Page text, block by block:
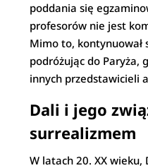
poddania się
profesorów nie jest
Mimo to, kontynuował
podróżując do Paryża,
innych przedstawicieli
Dali i jego
surrealizmem
W latach 20. XX wieku,